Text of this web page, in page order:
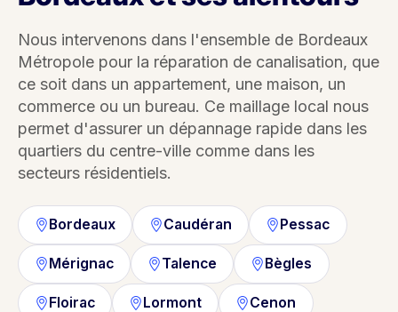
Nous intervenons dans l'ensemble de Bordeaux
Métropole pour la réparation de canalisation, que
ce soit dans un appartement, une maison, un
commerce ou un bureau. Ce maillage local nous
permet d'assurer un dépannage rapide dans les
quartiers du centre-ville comme dans les
secteurs résidentiels.
Bordeaux Caudéran Pessac
Mérignac Talence Bègles
Floirac Lormont Cenon